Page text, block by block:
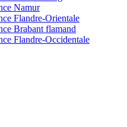
Namur
Flandre-Orientale
Brabant flamand
Flandre-Occidentale